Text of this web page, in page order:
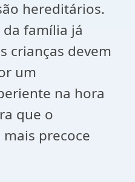
hereditários.
da família já
crianças devem
um
na hora
que o
precoce